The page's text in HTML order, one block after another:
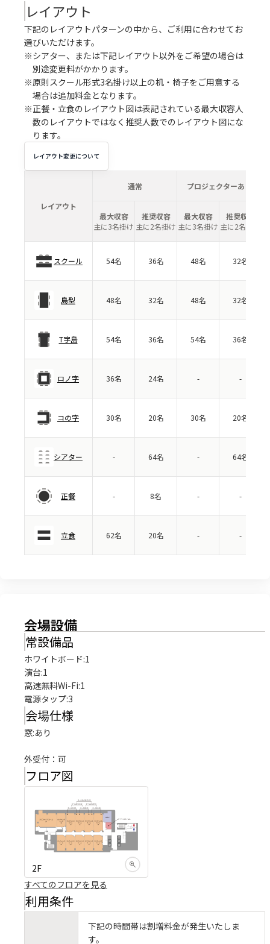
レイアウト
下記のレイアウトパターンの中から、ご利用に合わせてお
選びいただけます。
※シアター、または下記レイアウト以外をご希望の場合は
別途変更料がかかります。
※原則スクール形式3名掛け以上の机・椅子をご用意する
場合は追加料金となります。
※正餐・立食のレイアウト図は表記されている最大収容人
数のレイアウトではなく推奨人数でのレイアウト図にな
ります。
レイアウト変更について
レイアウト
通常 プロジェクターあり
最大収容
主に3名掛け
推奨収容
主に2名掛け
最大収容
主に3名掛け
推奨収容
主に2名掛け
スクール 54名 36名 48名 32名
島型 48名 32名 48名 32名
T字島 54名 36名 54名 36名
ロノ字 36名 24名 - -
コの字 30名 20名 30名 20名
シアター - 64名 - 64名
正餐 - 8名 - -
立食 62名 20名 - -
会場設備
常設備品
ホワイトボード:1
演台:1
高速無料Wi-Fi:1
電源タップ:3
会場仕様
窓:あり
外受付：可
フロア図
2F
すべてのフロアを見る
利用条件
下記の時間帯は割増料金が発生いたしま
す。